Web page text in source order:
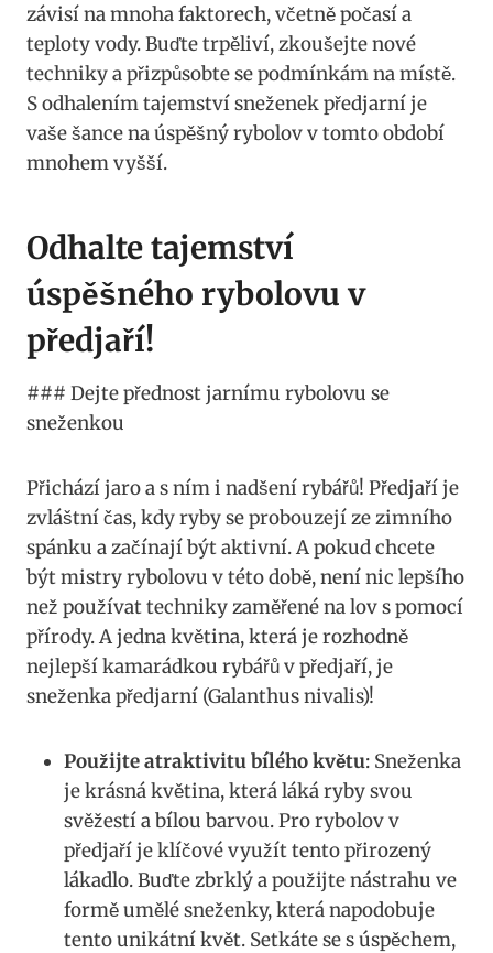
závisí na mnoha faktorech, včetně počasí a
teploty⁢ vody. Buďte trpěliví, zkoušejte ‌nové
techniky a ‍přizpůsobte se podmínkám na místě.
S odhalením tajemství sneženek⁢ předjarní je
vaše ⁢šance na úspěšný rybolov​ v tomto období
mnohem vyšší.
Odhalte tajemství
úspěšného rybolovu v
předjaří!
### Dejte přednost ⁣jarnímu rybolovu se
sneženkou
Přichází jaro a s ním i nadšení rybářů! Předjaří je
zvláštní čas,⁢ kdy ryby se probouzejí ze zimního
spánku a začínají být aktivní. A ⁤pokud chcete
být mistry⁣ rybolovu v této době, není nic lepšího
než používat techniky⁢ zaměřené na lov s pomocí
přírody. A jedna květina, která je ⁤rozhodně
nejlepší kamarádkou rybářů v předjaří, je
sneženka předjarní (Galanthus nivalis)!
Použijte atraktivitu ‌bílého květu: Sneženka
je krásná květina, která láká ryby svou
svěžestí a bílou barvou. Pro‌ rybolov v
předjaří je klíčové využít tento přirozený
lákadlo. Buďte zbrklý a použijte nástrahu ve
formě umělé sneženky, která napodobuje
tento unikátní květ. Setkáte se s úspěchem,